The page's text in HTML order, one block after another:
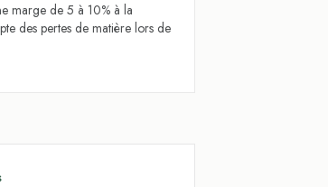
marge de 5 à 10% à la
des pertes de matière lors de